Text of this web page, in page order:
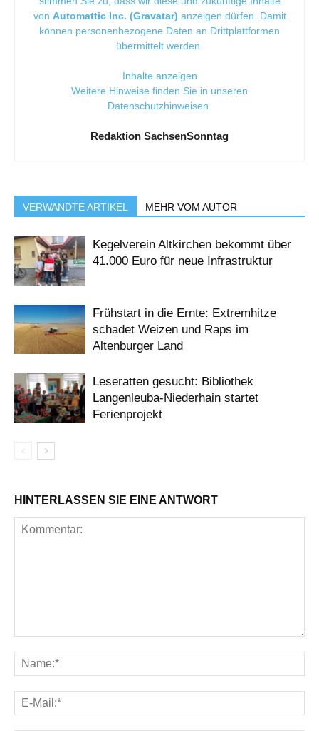
von Automattic Inc. (Gravatar) anzeigen dürfen. Damit
können personenbezogene Daten an Drittplattformen
übermittelt werden.
Inhalte anzeigen
Weitere Hinweise finden Sie in unseren
Datenschutzhinweisen.
Redaktion SachsenSonntag
VERWANDTE ARTIKEL MEHR VOM AUTOR
Kegelverein Altkirchen bekommt über
41.000 Euro für neue Infrastruktur
Frühstart in die Ernte: Extremhitze
schadet Weizen und Raps im
Altenburger Land
Leseratten gesucht: Bibliothek
Langenleuba-Niederhain startet
Ferienprojekt
HINTERLASSEN SIE EINE ANTWORT